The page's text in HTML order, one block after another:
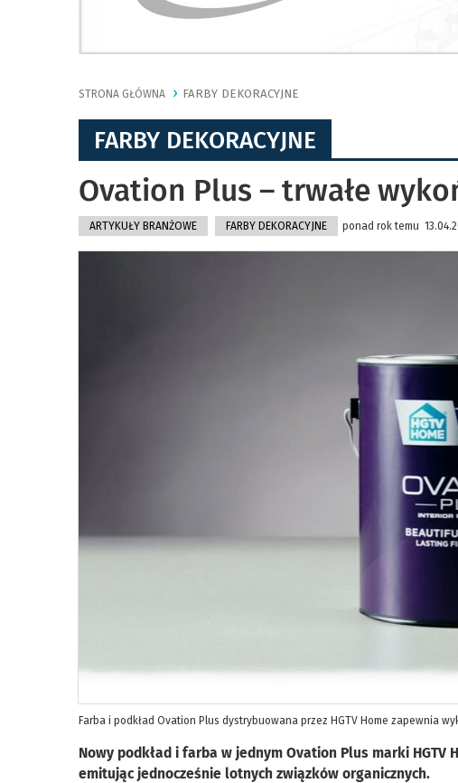
STRONA GŁÓWNA FARBY DEKORACYJNE
FARBY DEKORACYJNE
Ovation Plus – trwałe
ARTYKUŁY BRANŻOWE FARBY DEKORACYJNE ponad rok temu
Farba i podkład Ovation Plus dystrybuowana przez HGTV Home zapewnia
Nowy podkład i farba w jednym Ovation Plus marki
emitując jednocześnie lotnych związków organicznych.